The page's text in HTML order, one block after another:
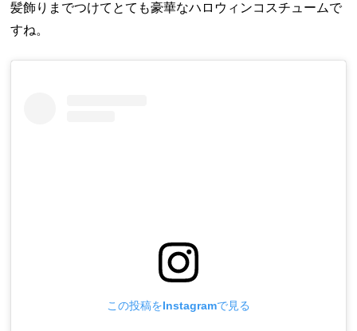
髪飾りまでつけてとても豪華なハロウィンコスチュームで
すね。
この投稿をInstagramで見る